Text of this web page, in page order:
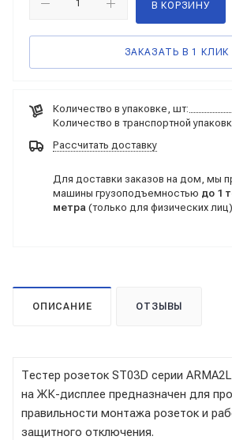
В КОРЗИНУ
ЗАКАЗАТЬ В 1 КЛИК
Количество в упаковке, шт:
Количество в транспортной
Рассчитать доставку
Для доставки заказов на дом, мы
машины грузоподъемностью до 1
метра (только для физических лиц)
ОПИСАНИЕ ОТЗЫВЫ
Тестер розеток ST03D серии
на ЖК-дисплее предназначен для
правильности монтажа розеток и
защитного отключения.